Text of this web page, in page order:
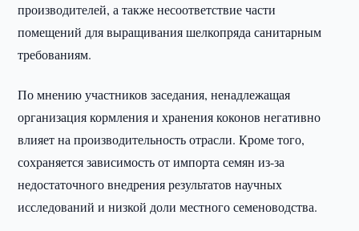
производителей, а также несоответствие части
помещений для выращивания шелкопряда санитарным
требованиям.
По мнению участников заседания, ненадлежащая
организация кормления и хранения коконов негативно
влияет на производительность отрасли. Кроме того,
сохраняется зависимость от импорта семян из-за
недостаточного внедрения результатов научных
исследований и низкой доли местного семеноводства.